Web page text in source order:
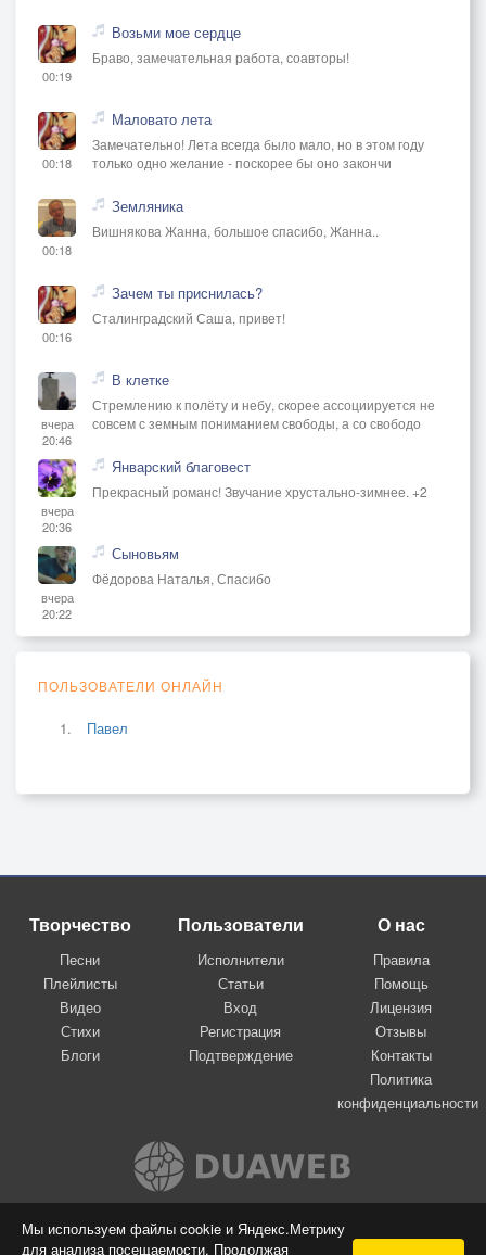
Мы используем файлы cookie и Яндекс.Метрику
для анализа посещаемости. Продолжая
00:19
Возьми мое сердце
Браво, замечательная работа, соавторы!
00:18
Маловато лета
Замечательно! Лета всегда было мало, но в этом году
только одно желание - поскорее бы оно закончи
00:18
Земляника
Вишнякова Жанна, большое спасибо, Жанна..
00:16
Зачем ты приснилась?
Сталинградский Саша, привет!
вчера
20:46
В клетке
Стремлению к полёту и небу, скорее ассоциируется не
совсем с земным пониманием свободы, а со свободо
вчера
20:36
Январский благовест
Прекрасный романс! Звучание хрустально-зимнее. +2
вчера
20:22
Сыновьям
Фёдорова Наталья, Спасибо
ПОЛЬЗОВАТЕЛИ ОНЛАЙН
Павел
Творчество
Песни
Плейлисты
Видео
Стихи
Блоги
Пользователи
Исполнители
Статьи
Вход
Регистрация
Подтверждение
О нас
Правила
Помощь
Лицензия
Отзывы
Контакты
Политика
конфиденциальности
Вконтакте